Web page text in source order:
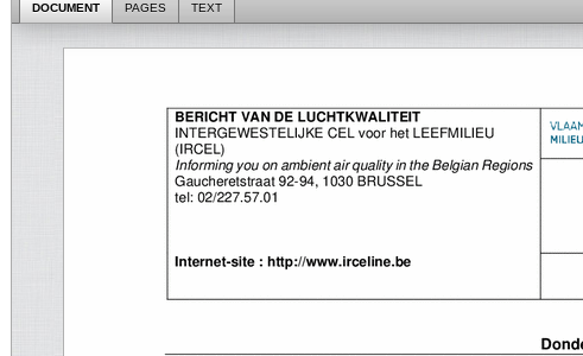
DOCUMENT PAGES TEXT